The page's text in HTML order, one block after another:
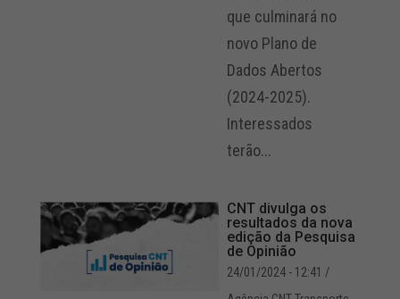
que culminará no
novo Plano de
Dados Abertos
(2024-2025).
Interessados
terão...
CNT divulga os
resultados da nova
edição da Pesquisa
de Opinião
24/01/2024 - 12:41 /